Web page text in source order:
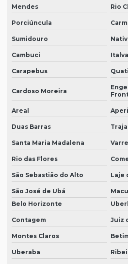
Mendes Rio
Porciúncula
Sumidouro
Cambuci Italva
Carapebus
Cardoso Moreira
Areal
Duas Barras
Santa Maria Madalena
Rio das Flores
São Sebastião do Alto Laje
São José de Ubá
Belo Horizonte
Contagem Juiz
Montes Claros
Uberaba